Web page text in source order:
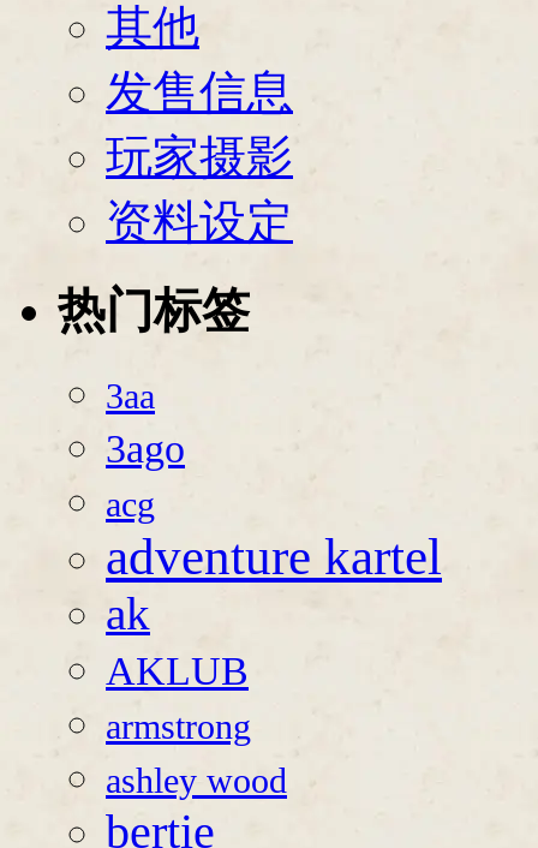
其他
发售信息
玩家摄影
资料设定
热门标签
3aa
3ago
acg
adventure kartel
ak
AKLUB
armstrong
ashley wood
bertie